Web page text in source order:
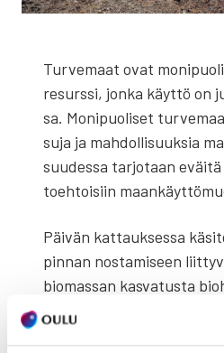
Tur­ve­maat ovat
resurs­si, jon­ka käyt­tö on
sa. Moni­puo­li­set
su­ja ja mah­dol­li­suuk­sia
suu­des­sa tar­jo­taan
toeh­toi­siin
Päi­vän kat­tauk­ses­sa
pin­nan nos­ta­mi­seen
bio­mas­san kas­va­tus­ta
raa­ka-aineek­si,